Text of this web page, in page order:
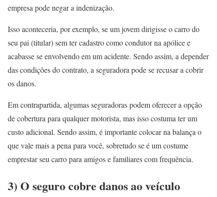
empresa pode negar a indenização.
Isso aconteceria, por exemplo, se um jovem dirigisse o carro do
seu pai (titular) sem ter cadastro como condutor na apólice e
acabasse se envolvendo em um acidente. Sendo assim, a depender
das condições do contrato, a seguradora pode se recusar a cobrir
os danos.
Em contrapartida, algumas seguradoras podem oferecer a opção
de cobertura para qualquer motorista, mas isso costuma ter um
custo adicional. Sendo assim, é importante colocar na balança o
que vale mais a pena para você, sobretudo se é um costume
emprestar seu carro para amigos e familiares com frequência.
3) O seguro cobre danos ao veículo